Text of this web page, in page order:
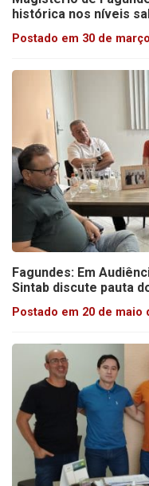
histórica nos níveis
Postado em 30 de
Fagundes: Em
Sintab discute pauta
Postado em 20 de maio